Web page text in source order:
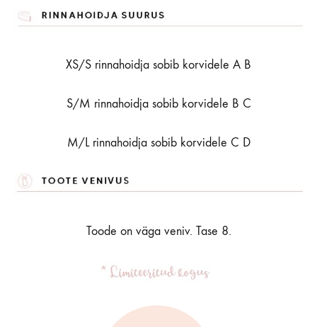
XS/S rinnahoidja sobib korvidele A B
S/M rinnahoidja sobib korvidele B C
M/L rinnahoidja sobib korvidele C D
Toode on väga veniv. Tase 8.